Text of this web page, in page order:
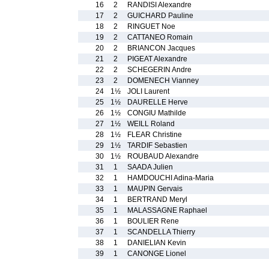
16
2
RANDISI Alexandre
17
2
GUICHARD Pauline
18
2
RINGUET Noe
19
2
CATTANEO Romain
20
2
BRIANCON Jacques
21
2
PIGEAT Alexandre
22
2
SCHEGERIN Andre
23
2
DOMENECH Vianney
24
1½
JOLI Laurent
25
1½
DAURELLE Herve
26
1½
CONGIU Mathilde
27
1½
WEILL Roland
28
1½
FLEAR Christine
29
1½
TARDIF Sebastien
30
1½
ROUBAUD Alexandre
31
1
SAADA Julien
32
1
HAMDOUCHI Adina-Maria
33
1
MAUPIN Gervais
34
1
BERTRAND Meryl
35
1
MALASSAGNE Raphael
36
1
BOULIER Rene
37
1
SCANDELLA Thierry
38
1
DANIELIAN Kevin
39
1
CANONGE Lionel